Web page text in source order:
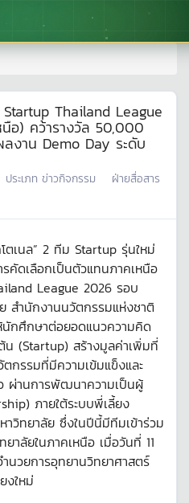
Thailand League
อ) คว้ารางวัล 50,000
งาน Demo Day ระดับ
ประเภท ข่าวกิจกรรม
ฝ่ายสื่อสาร
ตเนล” 2 ทีม Startup รุ่นใหม่
คัดเลือกเป็นตัวแทนภาคเหนือ
League 2026 รอบ
สำนักงานนวัตกรรมแห่งชาติ
กศึกษาต่อยอดแนวความคิด
(Startup) สร้างมูลค่าเพิ่มที่
กรรมที่มีความเข้มแข็งและ
ว ผ่านการพัฒนาความเป็นผู้
ภายใต้ระบบพี่เลี้ยง
วิทยาลัย ซึ่งในปีนี้มีทีมเข้าร่วม
ลัยในภาคเหนือ เมื่อวันที่ 11
วยการอุทยานวิทยาศาสตร์
งใหม่